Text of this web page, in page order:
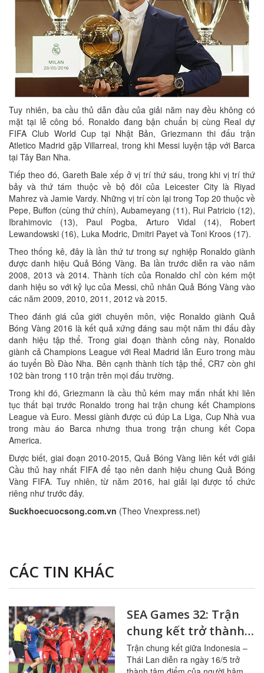
Tuy nhiên, ba cầu thủ dẫn đầu của giải năm nay đều không có
mặt tại lễ công bố. Ronaldo đang bận chuẩn bị cùng Real dự
FIFA Club World Cup tại Nhật Bản, Griezmann thi đấu trận
Atletico Madrid gặp Villarreal, trong khi Messi luyện tập với Barca
tại Tây Ban Nha.
Tiếp theo đó, Gareth Bale xếp ở vị trí thứ sáu, trong khi vị trí thứ
bảy và thứ tám thuộc về bộ đôi của Leicester City là Riyad
Mahrez và Jamie Vardy. Những vị trí còn lại trong Top 20 thuộc về
Pepe, Buffon (cùng thứ chín), Aubameyang (11), Rui Patricio (12),
Ibrahimovic (13), Paul Pogba, Arturo Vidal (14), Robert
Lewandowski (16), Luka Modric, Dmitri Payet và Toni Kroos (17).
Theo thống kê, đây là lần thứ tư trong sự nghiệp Ronaldo giành
được danh hiệu Quả Bóng Vàng. Ba lần trước diễn ra vào năm
2008, 2013 và 2014. Thành tích của Ronaldo chỉ còn kém một
danh hiệu so với kỷ lục của Messi, chủ nhân Quả Bóng Vàng vào
các năm 2009, 2010, 2011, 2012 và 2015.
Theo đánh giá của giới chuyên môn, việc Ronaldo giành Quả
Bóng Vàng 2016 là kết quả xứng đáng sau một năm thi đấu đầy
danh hiệu tập thể. Trong giai đoạn thành công này, Ronaldo
giành cả Champions League với Real Madrid lẫn Euro trong màu
áo tuyển Bồ Đào Nha. Bên cạnh thành tích tập thể, CR7 còn ghi
102 bàn trong 110 trận trên mọi đấu trường.
Trong khi đó, Griezmann là cầu thủ kém may mắn nhất khi liên
tục thất bại trước Ronaldo trong hai trận chung kết Champions
League và Euro. Messi giành được cú đúp La Liga, Cup Nhà vua
trong màu áo Barca nhưng thua trong trận chung kết Copa
America.
Được biết, giai đoạn 2010-2015, Quả Bóng Vàng liên kết với giải
Cầu thủ hay nhất FIFA để tạo nên danh hiệu chung Quả Bóng
Vàng FIFA. Tuy nhiên, từ năm 2016, hai giải lại được tổ chức
riêng như trước đây.
Suckhoecuocsong.com.vn (Theo Vnexpress.net)
CÁC TIN KHÁC
SEA Games 32: Trận
chung kết trở thành
võ đài trên sân cỏ
Trận chung kết giữa Indonesia –
Thái Lan diễn ra ngày 16/5 trở